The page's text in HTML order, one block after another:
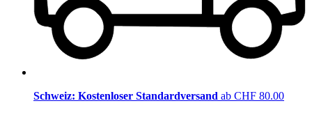
Schweiz: Kostenloser Standardversand ab CHF 80.00